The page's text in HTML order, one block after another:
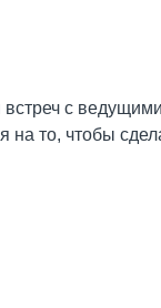
с
на то, чтобы